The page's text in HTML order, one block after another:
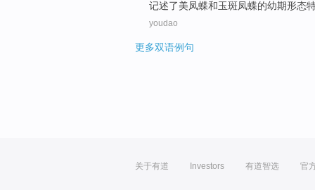
记述了美凤蝶和玉斑凤蝶的幼期形态
youdao
更多双语例句
关于有道 Investors 有道智选 官